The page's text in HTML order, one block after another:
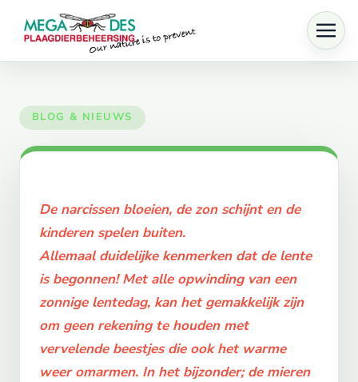
Skip to main content
De narcissen bloeien, de zon schijnt en de
kinderen spelen buiten.
Allemaal duidelijke kenmerken dat de lente
is begonnen! Met alle opwinding van een
zonnige lentedag, kan het gemakkelijk zijn
om geen rekening te houden met
vervelende beestjes die ook het warme
weer omarmen. In het bijzonder; de mieren